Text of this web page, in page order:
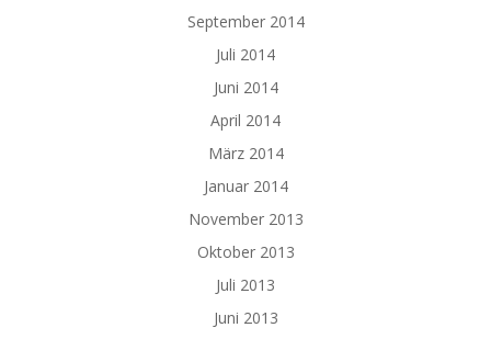
September 2014
Juli 2014
Juni 2014
April 2014
März 2014
Januar 2014
November 2013
Oktober 2013
Juli 2013
Juni 2013